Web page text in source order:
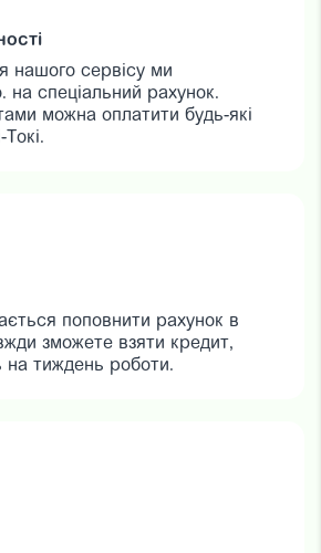
нашого сервісу ми
на спеціальний рахунок.
можна оплатити будь-які
поповнити рахунок в
зможете взяти кредит,
на тиждень роботи.